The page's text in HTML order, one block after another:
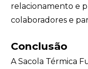
relacionamento e
colaboradores e
Conclusão
A Sacola Térmica